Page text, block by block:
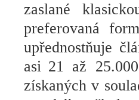
zaslané
preferovaná
upřednostňuje
asi 21 až 25.000
získaných v